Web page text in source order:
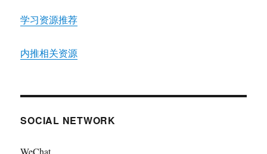
学习资源推荐
内推相关资源
SOCIAL NETWORK
WeChat